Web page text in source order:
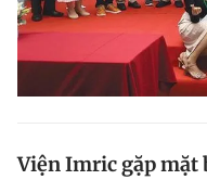
Viện Imric gặp mặt